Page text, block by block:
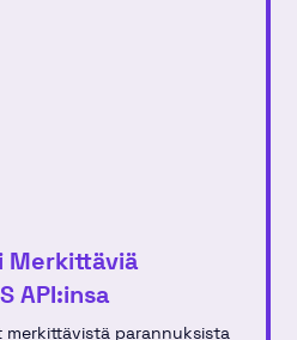
Merkittäviä
API:insa
parannuksista